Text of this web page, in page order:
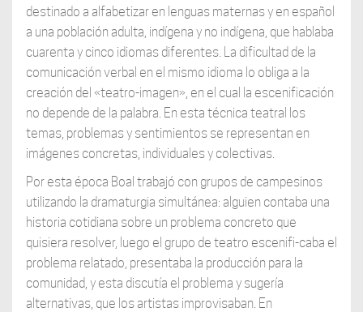
destinado a alfabetizar en lenguas maternas y en español
a una población adulta, indígena y no indígena, que hablaba
cuarenta y cinco idiomas diferentes. La dificultad de la
comunicación verbal en el mismo idioma lo obliga a la
creación del «teatro-imagen», en el cual la escenificación
no depende de la palabra. En esta técnica teatral los
temas, problemas y sentimientos se representan en
imágenes concretas, individuales y colectivas.
Por esta época Boal trabajó con grupos de campesinos
utilizando la dramaturgia simultánea: alguien contaba una
historia cotidiana sobre un problema concreto que
quisiera resolver, luego el grupo de teatro escenifi-caba el
problema relatado, presentaba la producción para la
comunidad, y esta discutía el problema y sugería
alternativas, que los artistas improvisaban. En